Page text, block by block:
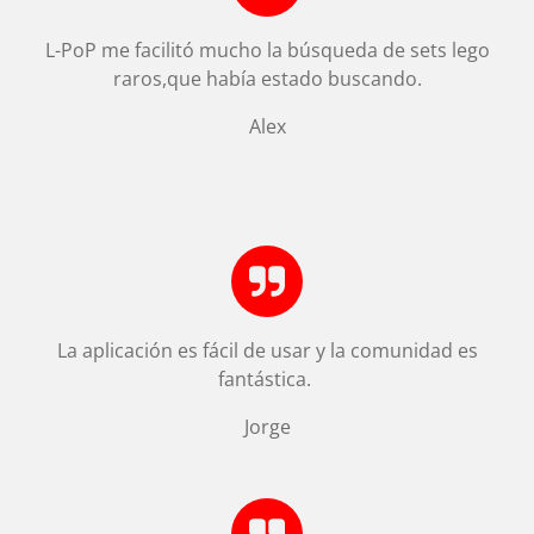
L-PoP me facilitó mucho la búsqueda de sets lego
raros,que había estado buscando.
Alex
La aplicación es fácil de usar y la comunidad es
fantástica.
Jorge